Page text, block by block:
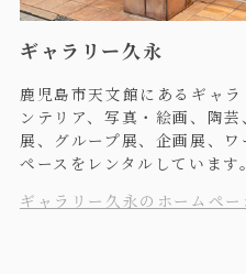
ギャラリー久永
鹿児島市天文館にあるギャ
ンテリア、写真・絵画、陶
展、グループ展、企画展、
ペースをレンタルしています。
ギャラリー久永のホームペー